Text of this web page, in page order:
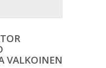
VALKOINEN